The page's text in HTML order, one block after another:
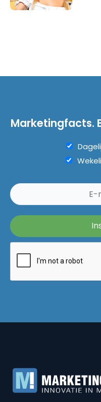
Marketingfacts.